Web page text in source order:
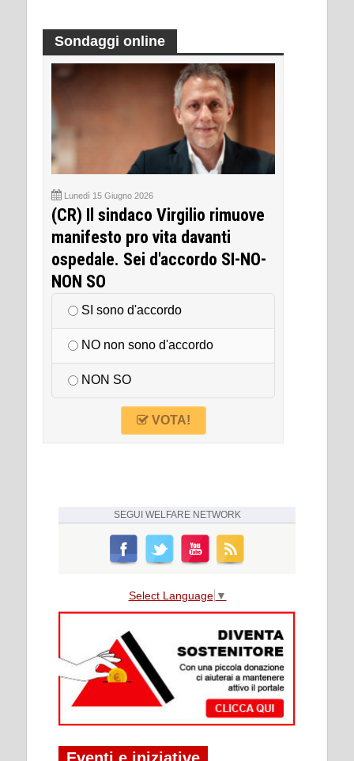
Sondaggi online
Lunedì 15 Giugno 2026
(CR) Il sindaco Virgilio rimuove
manifesto pro vita davanti
ospedale. Sei d'accordo SI-NO-
NON SO
SI sono d'accordo
NO non sono d'accordo
NON SO
VOTA!
SEGUI WELFARE NETWORK
Select Language ▼